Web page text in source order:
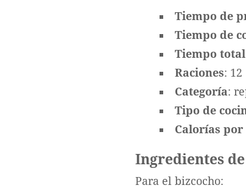
Tiempo de
Tiempo de
Tiempo total
Raciones: 12
Categoría:
Tipo de
Calorías
Ingredientes
Para el bizcocho: